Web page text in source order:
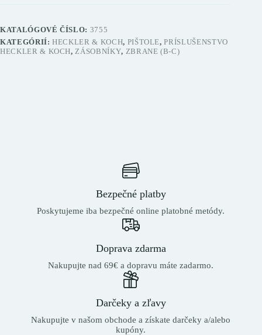
KATALÓGOVÉ ČÍSLO: 3755
KATEGÓRIÍ:HECKLER & KOCH, PIŠTOLE,PRÍSLUŠENSTVO
HECKLER & KOCH, ZÁSOBNÍKY, ZBRANE (B-C)
Bezpečné platby
Poskytujeme iba bezpečné online platobné metódy.
Doprava zdarma
Nakupujte nad 69€ a dopravu máte zadarmo.
Darčeky a zľavy
Nakupujte v našom obchode a získate darčeky a/alebo
kupóny.